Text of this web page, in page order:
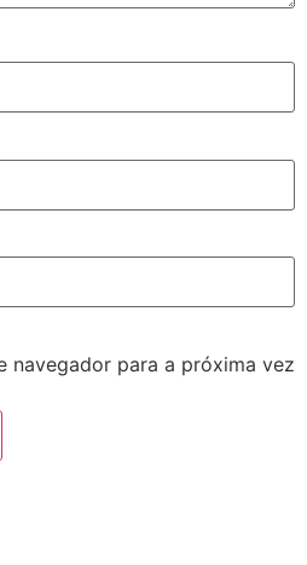
navegador para a próxima vez